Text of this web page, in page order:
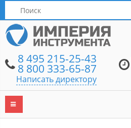
8 495 215-25-43
8 800 333-65-87
Написать директору